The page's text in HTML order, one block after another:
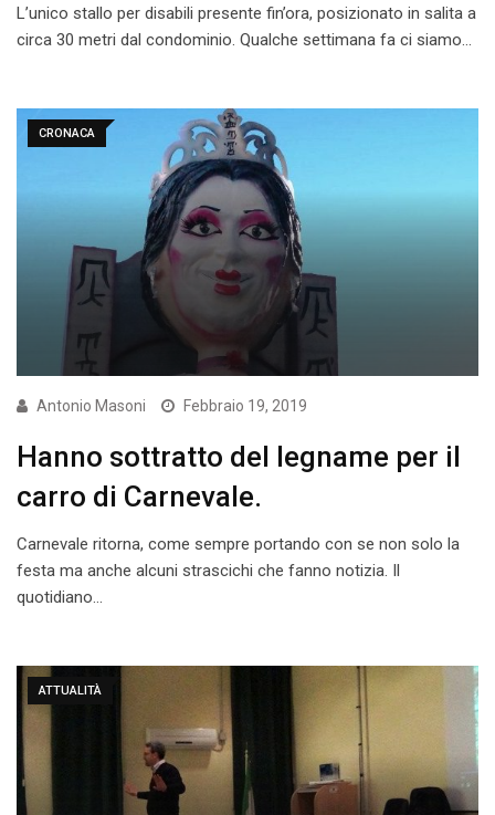
L’unico stallo per disabili presente fin’ora, posizionato in salita a
circa 30 metri dal condominio. Qualche settimana fa ci siamo…
CRONACA
Antonio Masoni Febbraio 19, 2019
Hanno sottratto del legname per il
carro di Carnevale.
Carnevale ritorna, come sempre portando con se non solo la
festa ma anche alcuni strascichi che fanno notizia. Il
quotidiano…
ATTUALITÀ